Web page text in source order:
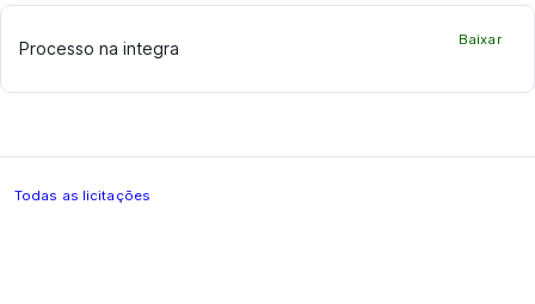
Processo na integra Baixar
Todas as licitações